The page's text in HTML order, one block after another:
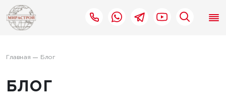
Главная Блог
БЛОГ